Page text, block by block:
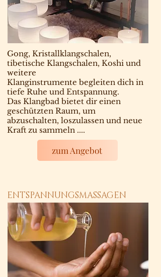
Gong, Kristallklangschalen,
tibetische Klangschalen, Koshi und
weitere
Klanginstrumente begleiten dich in
tiefe Ruhe und Entspannung.
Das Klangbad bietet dir einen
geschützten Raum, um
abzuschalten, loszulassen und neue
Kraft zu sammeln ....
zum Angebot
ENTSPANNUNGSMASSAGEN